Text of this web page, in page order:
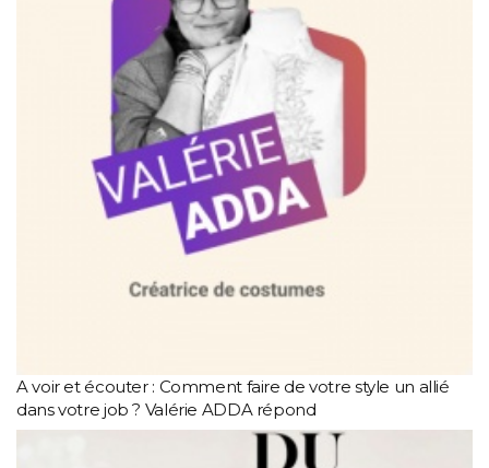
A voir et écouter : Comment faire de votre style un allié
dans votre job ? Valérie ADDA répond